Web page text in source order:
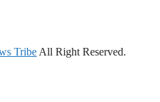
Tribe All Right Reserved.